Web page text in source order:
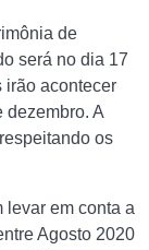
de
será no dia 17
irão acontecer
dezembro. A
os
levar em conta a
Agosto 2020